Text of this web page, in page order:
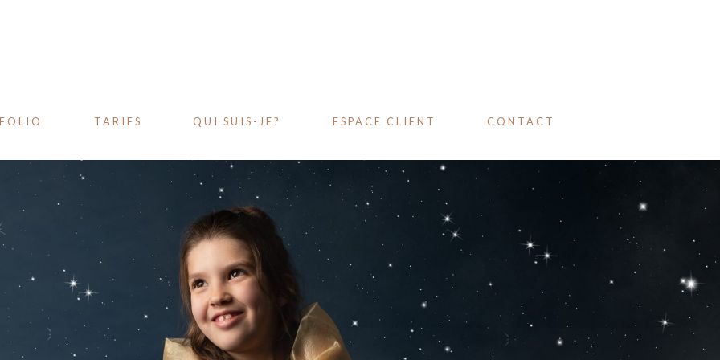
TARIFS QUI SUIS-JE? ESPACE CLIENT CONTACT